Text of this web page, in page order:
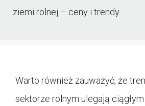
ziemi rolnej – ceny i trendy
Warto również zauważyć, że
sektorze rolnym ulegają ciągłym